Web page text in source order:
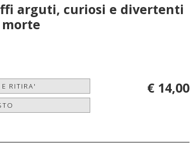
arguti, curiosi e divertenti
RITIRA' € 14,00